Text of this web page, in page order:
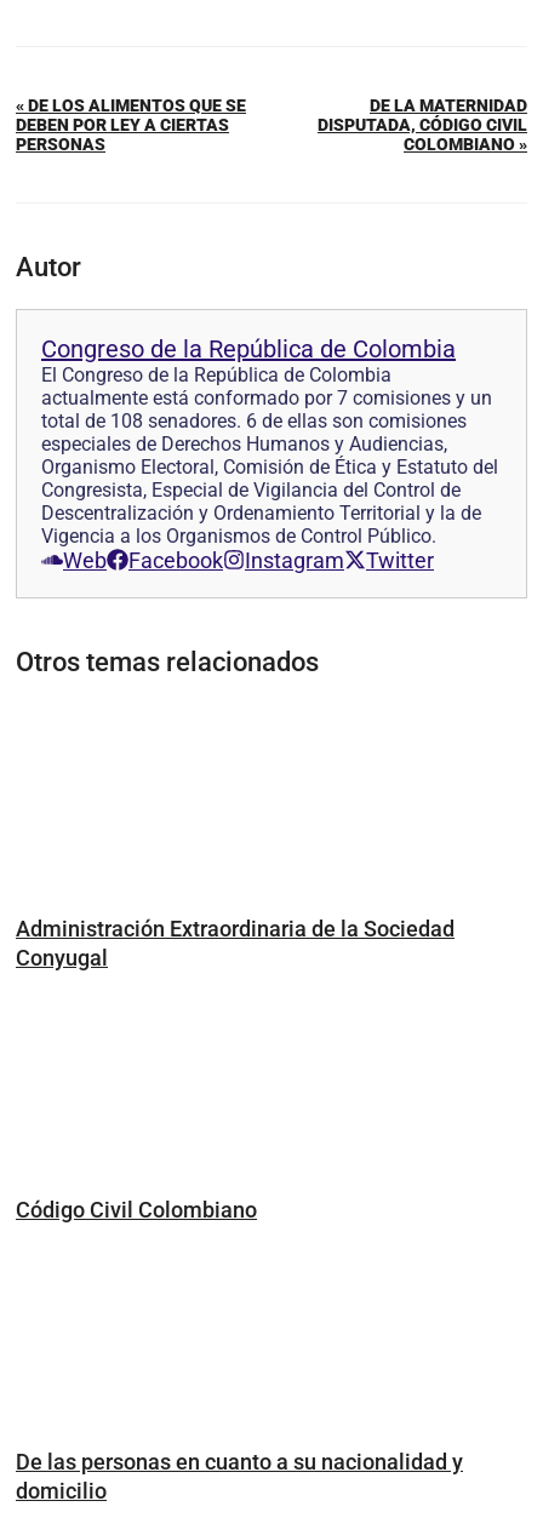
« DE LOS ALIMENTOS QUE SE
DEBEN POR LEY A CIERTAS
PERSONAS
DE LA MATERNIDAD
DISPUTADA, CÓDIGO CIVIL
COLOMBIANO »
Autor
Congreso de la República de Colombia
El Congreso de la República de Colombia
actualmente está conformado por 7 comisiones y un
total de 108 senadores. 6 de ellas son comisiones
especiales de Derechos Humanos y Audiencias,
Organismo Electoral, Comisión de Ética y Estatuto del
Congresista, Especial de Vigilancia del Control de
Descentralización y Ordenamiento Territorial y la de
Vigencia a los Organismos de Control Público.
Web Facebook Instagram Twitter
Otros temas relacionados
Administración Extraordinaria de la Sociedad
Conyugal
Código Civil Colombiano
De las personas en cuanto a su nacionalidad y
domicilio